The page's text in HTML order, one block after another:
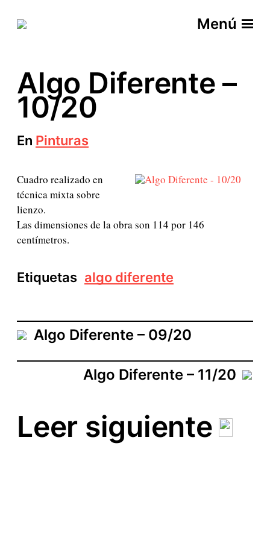
Menú
Algo Diferente –
10/20
En Pinturas
Cuadro realizado en
técnica mixta sobre
lienzo.
Las dimensiones de la obra son 114 por 146
centímetros.
Etiquetas algo diferente
Algo Diferente – 09/20
Algo Diferente – 11/20
Leer siguiente